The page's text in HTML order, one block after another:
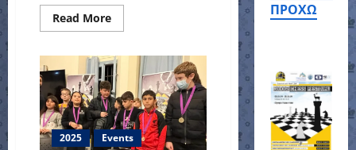
Read MoreRead
more
Ατομικό
Πρωτάθλημα
Σκάκι
12νήσου
2025
Events
ΠΡΟΧΩ